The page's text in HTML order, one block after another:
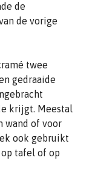
de
de vorige
twee
gedraaide
krijgt. Meestal
wand of voor
ook gebruikt
tafel of op